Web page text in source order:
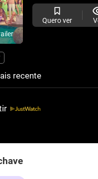
Quero ver
recente